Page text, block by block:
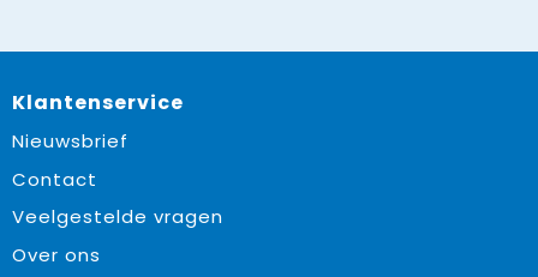
Klantenservice
Nieuwsbrief
Contact
Veelgestelde vragen
Over ons